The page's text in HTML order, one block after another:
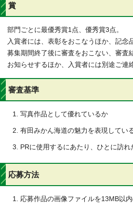
賞
部門ごとに最優秀賞1点、優秀賞3点。
入賞者には、表彰をおこなうほか、記念
募集期間終了後に審査をおこない、審査
お知らせするほか、入賞者には別途ご連
審査基準
写真作品として優れているか
有田みかん海道の魅力を表現してい
PRに使用するにあたり、ひとに訪
応募方法
応募作品の画像ファイルを13MB以